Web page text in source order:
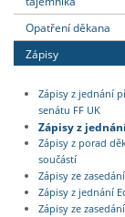
Opatření děkana
Zápisy
Zápisy z jednání
senátu FF UK
Zápisy z
Zápisy z porad
součástí
Zápisy ze
Zápisy z jednání
Zápisy ze